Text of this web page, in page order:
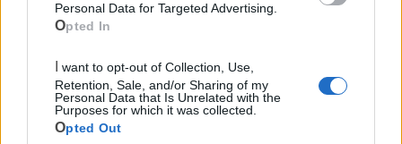
Personal Data for Targeted Advertising.
Opted In
Retention, Sale, and/or Sharing of my
Personal Data that Is Unrelated with the
Purposes for which it was collected.
Opted Out
Le ultime notizie di Castellaneta